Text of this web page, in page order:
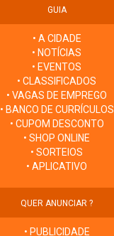
GUIA
• A CIDADE
• NOTÍCIAS
• EVENTOS
• CLASSIFICADOS
• VAGAS DE EMPREGO
• BANCO DE CURRÍCULOS
• CUPOM DESCONTO
• SHOP ONLINE
• SORTEIOS
• APLICATIVO
QUER ANUNCIAR ?
• PUBLICIDADE